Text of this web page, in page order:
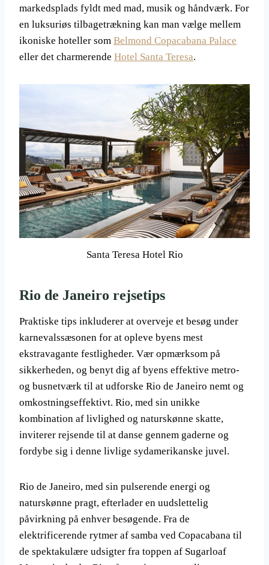
markedsplads fyldt med mad, musik og håndværk. For
en luksuriøs tilbagetrækning kan man vælge mellem
ikoniske hoteller som Belmond Copacabana Palace
eller det charmerende Hotel Santa Teresa.
Santa Teresa Hotel Rio
Rio de Janeiro rejsetips
Praktiske tips inkluderer at overveje et besøg under
karnevalssæsonen for at opleve byens mest
ekstravagante festligheder. Vær opmærksom på
sikkerheden, og benyt dig af byens effektive metro-
og busnetværk til at udforske Rio de Janeiro nemt og
omkostningseffektivt. Rio, med sin unikke
kombination af livlighed og naturskønne skatte,
inviterer rejsende til at danse gennem gaderne og
fordybe sig i denne livlige sydamerikanske juvel.
Rio de Janeiro, med sin pulserende energi og
naturskønne pragt, efterlader en uudslettelig
påvirkning på enhver besøgende. Fra de
elektrificerende rytmer af samba ved Copacabana til
de spektakulære udsigter fra toppen af Sugarloaf